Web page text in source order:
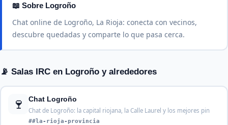
📖 Sobre Logroño
Chat online de Logroño, La Rioja: conecta con vecinos,
descubre quedadas y comparte lo que pasa cerca.
📡 Salas IRC en Logroño y alrededores
🍷
Chat Logroño
Chat de Logroño: la capital riojana, la Calle Laurel y los mejores pin
##la-rioja-provincia